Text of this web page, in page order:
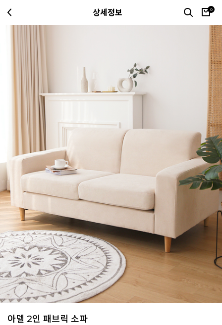
상세정보 0
아델 2인 패브릭 소파